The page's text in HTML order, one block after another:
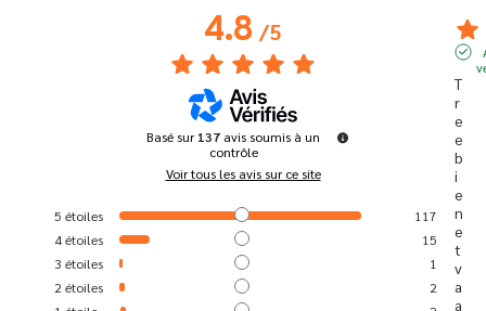
4.8/5
Basé sur137 avis soumis à un
contrôle
Voir tous les avis sur ce site
5 étoiles
117
4étoiles
15
3 étoiles
1
2 étoiles
2
T
r
e
e
b
i
e
n
e
t
v
a
a